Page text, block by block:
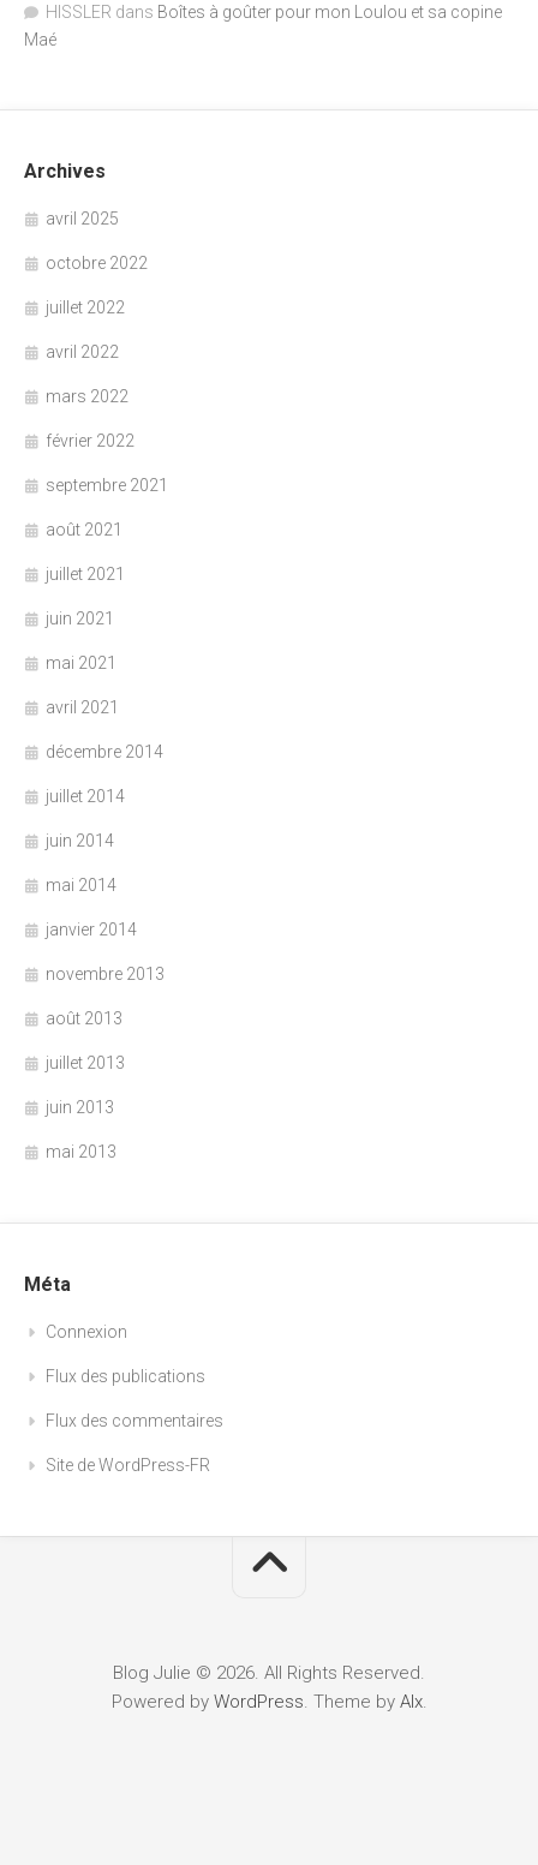
HISSLER dans Boîtes à goûter pour mon Loulou et sa copine
Maé
Archives
avril 2025
octobre 2022
juillet 2022
avril 2022
mars 2022
février 2022
septembre 2021
août 2021
juillet 2021
juin 2021
mai 2021
avril 2021
décembre 2014
juillet 2014
juin 2014
mai 2014
janvier 2014
novembre 2013
août 2013
juillet 2013
juin 2013
mai 2013
Méta
Connexion
Flux des publications
Flux des commentaires
Site de WordPress-FR
Blog Julie © 2026. All Rights Reserved.
Powered by WordPress . Theme by Alx.